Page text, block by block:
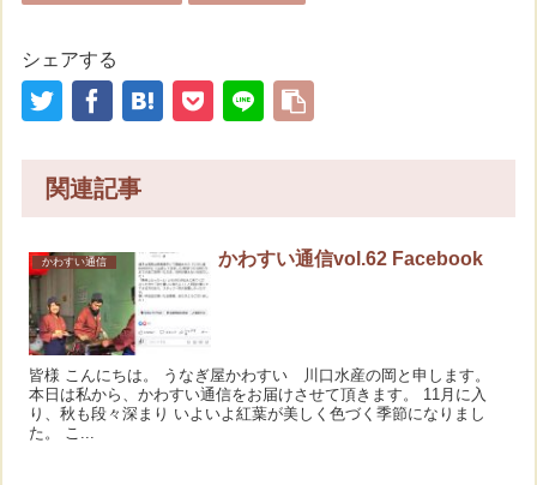
シェアする
関連記事
かわすい通信 かわすい通信vol.62 Facebook
皆様 こんにちは。 うなぎ屋かわすい 川口水産の岡と申します。
本日は私から、かわすい通信をお届けさせて頂きます。 11月に入
り、秋も段々深まり いよいよ紅葉が美しく色づく季節になりまし
た。 こ...